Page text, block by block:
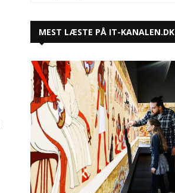
MEST LÆSTE PÅ IT-KANALEN.DK